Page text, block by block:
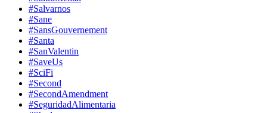
#Salvarnos
#Sane
#SansGouvernement
#Santa
#SanValentin
#SaveUs
#SciFi
#Second
#SecondAmendment
#SeguridadAlimentaria